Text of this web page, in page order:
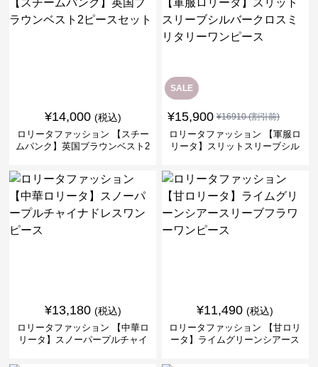
¥14,000 (税込)
ロリータファッション 【スチー
ムパンク】英国ブラウンベスト2
SALE
¥15,900 ¥16910(割引前)
ロリータファッション 【軍服ロ
リータ】スリットスリーブシル
¥13,180 (税込)
ロリータファッション 【中華ロ
リータ】スノーパープルチャイ
¥11,490 (税込)
ロリータファッション 【甘ロリ
ータ】ライムグリーンシアース